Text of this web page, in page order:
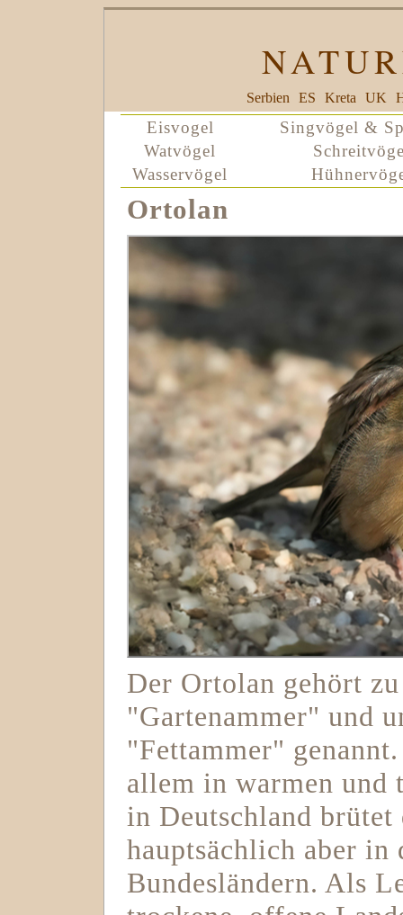
Serbien ES Kreta UK
Eisvogel
Singvögel &
Watvögel
Wasservögel
Ortolan
Der Ortolan gehört
"Gartenammer" und
"Fettammer"
allem in warmen und
in Deutschland
hauptsächlich aber in
Bundesländern. Als